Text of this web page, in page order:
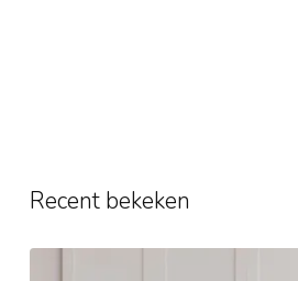
Recent bekeken